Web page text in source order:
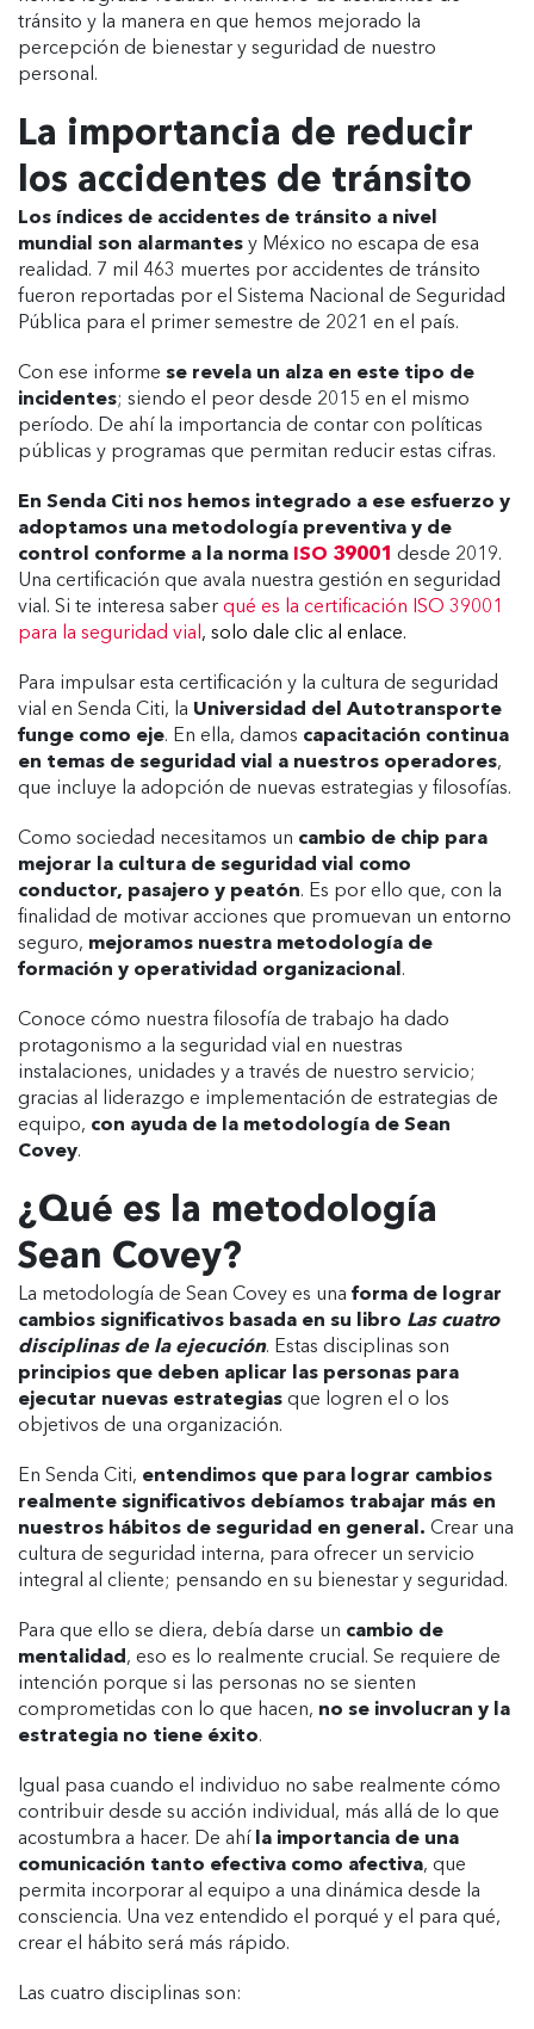
tránsito y la manera en que hemos mejorado la
percepción de bienestar y seguridad de nuestro
personal.
La importancia de reducir
los accidentes de tránsito
Los índices de accidentes de tránsito a nivel
mundial son alarmantes y México no escapa de esa
realidad. 7 mil 463 muertes por accidentes de tránsito
fueron reportadas por el Sistema Nacional de Seguridad
Pública para el primer semestre de 2021 en el país.
Con ese informe se revela un alza en este tipo de
incidentes; siendo el peor desde 2015 en el mismo
período. De ahí la importancia de contar con políticas
públicas y programas que permitan reducir estas cifras.
En Senda Citi nos hemos integrado a ese esfuerzo y
adoptamos una metodología preventiva y de
control conforme a la norma ISO 39001 desde 2019.
Una certificación que avala nuestra gestión en seguridad
vial. Si te interesa saber qué es la certificación ISO 39001
para la seguridad vial , solo dale clic al enlace.
Para impulsar esta certificación y la cultura de seguridad
vial en Senda Citi, la Universidad del Autotransporte
funge como eje. En ella, damos capacitación continua
en temas de seguridad vial a nuestros operadores,
que incluye la adopción de nuevas estrategias y filosofías.
Como sociedad necesitamos un cambio de chip para
mejorar la cultura de seguridad vial como
conductor, pasajero y peatón. Es por ello que, con la
finalidad de motivar acciones que promuevan un entorno
seguro, mejoramos nuestra metodología de
formación y operatividad organizacional .
Conoce cómo nuestra filosofía de trabajo ha dado
protagonismo a la seguridad vial en nuestras
instalaciones, unidades y a través de nuestro servicio;
gracias al liderazgo e implementación de estrategias de
equipo, con ayuda de la metodología de Sean
Covey.
¿Qué es la metodología
Sean Covey?
La metodología de Sean Covey es una forma de lograr
cambios significativos basada en su libro Las cuatro
disciplinas de la ejecución. Estas disciplinas son
principios que deben aplicar las personas para
ejecutar nuevas estrategias que logren el o los
objetivos de una organización.
En Senda Citi, entendimos que para lograr cambios
realmente significativos debíamos trabajar más en
nuestros hábitos de seguridad en general. Crear una
cultura de seguridad interna, para ofrecer un servicio
integral al cliente; pensando en su bienestar y seguridad.
Para que ello se diera, debía darse un cambio de
mentalidad , eso es lo realmente crucial. Se requiere de
intención porque si las personas no se sienten
comprometidas con lo que hacen, no se involucran y la
estrategia no tiene éxito.
Igual pasa cuando el individuo no sabe realmente cómo
contribuir desde su acción individual, más allá de lo que
acostumbra a hacer. De ahí la importancia de una
comunicación tanto efectiva como afectiva, que
permita incorporar al equipo a una dinámica desde la
consciencia. Una vez entendido el porqué y el para qué,
crear el hábito será más rápido.
Las cuatro disciplinas son: